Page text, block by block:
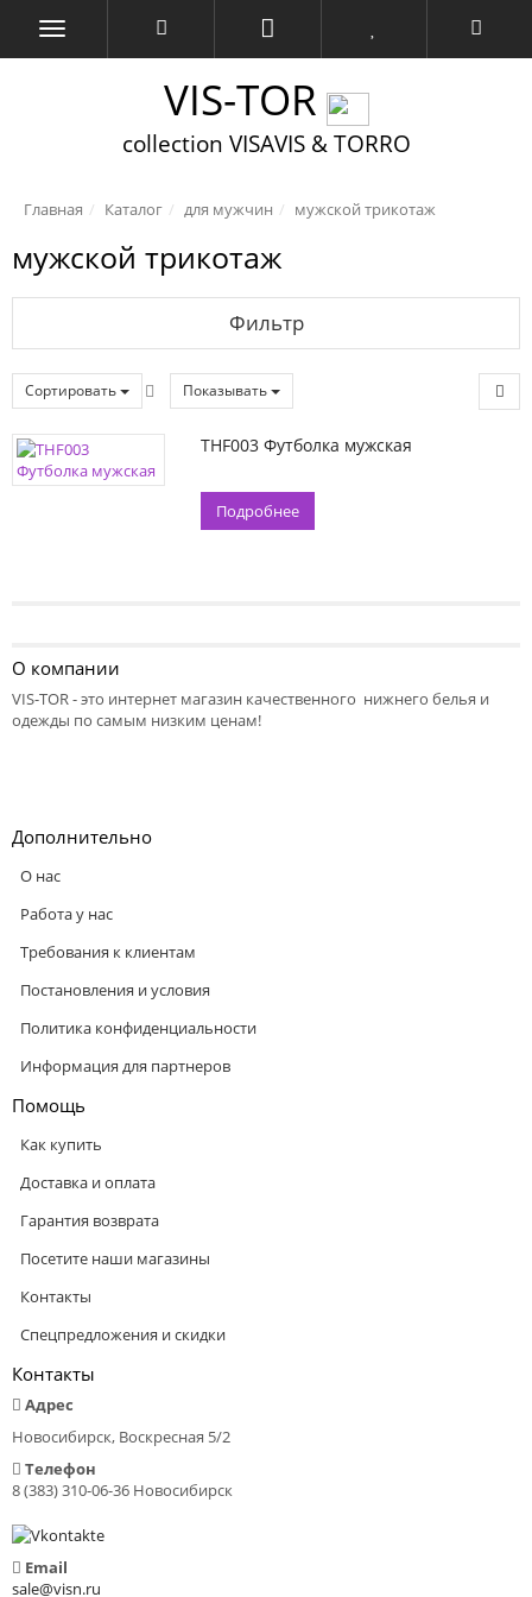
VIS-TOR
collection VISAVIS & TORRO
Главная Каталог для мужчин мужской трикотаж
мужской трикотаж
Фильтр
Сортировать Показывать
THF003 Футболка мужская
Подробнее
О компании
VIS-TOR - это интернет магазин качественного нижнего белья и
одежды по самым низким ценам!
Дополнительно
О нас
Работа у нас
Требования к клиентам
Постановления и условия
Политика конфиденциальности
Информация для партнеров
Помощь
Как купить
Доставка и оплата
Гарантия возврата
Посетите наши магазины
Контакты
Спецпредложения и скидки
Контакты
Адрес
Новосибирск, Воскресная 5/2
Телефон
8 (383) 310-06-36 Новосибирск
Email
sale@visn.ru